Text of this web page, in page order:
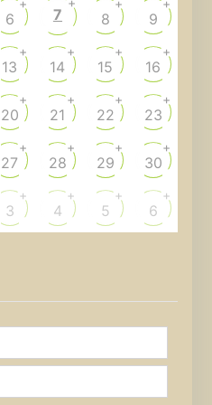
6
+
7 8
+
9
+
13
+
14
+
15
+
16
+
20
+
21
+
22
+
23
+
27
+
28
+
29
+
30
+
3
+
4
+
5
+
6
+